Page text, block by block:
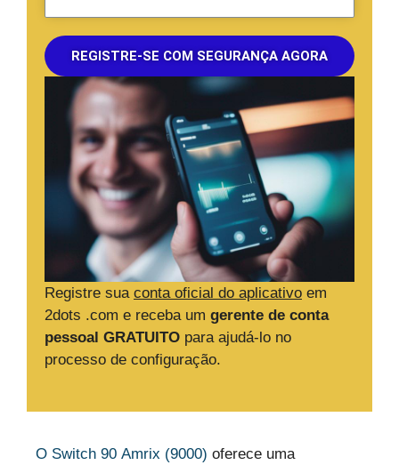
Registre sua conta oficial do aplicativo em
2dots .com e receba um gerente de conta
pessoal GRATUITO para ajudá-lo no
processo de configuração.
REGISTRE-SE COM SEGURANÇA AGORA
O Switch 90 Amrix (9000) oferece uma